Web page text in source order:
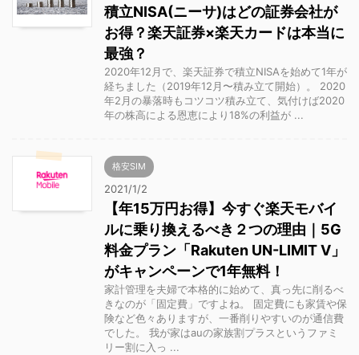
積立NISA(ニーサ)はどの証券会社が
お得？楽天証券×楽天カードは本当に
最強？
2020年12月で、楽天証券で積立NISAを始めて1年が
経ちました（2019年12月〜積み立て開始）。 2020
年2月の暴落時もコツコツ積み立て、気付けば2020
年の株高による恩恵により18%の利益が ...
格安SIM
2021/1/2
【年15万円お得】今すぐ楽天モバイ
ルに乗り換えるべき２つの理由｜5G
料金プラン「Rakuten UN-LIMIT V」
がキャンペーンで1年無料！
家計管理を夫婦で本格的に始めて、真っ先に削るべ
きなのが「固定費」ですよね。 固定費にも家賃や保
険など色々ありますが、一番削りやすいのが通信費
でした。 我が家はauの家族割プラスというファミ
リー割に入っ ...